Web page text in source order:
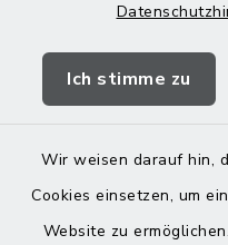
Ich stimme zu
Wir weisen darauf hin,
Cookies einsetzen, um
Website zu
Landratsamt Mühldorf